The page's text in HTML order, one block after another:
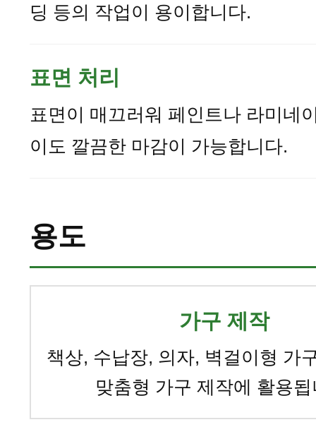
딩 등의 작업이 용이합니다.
표면 처리
표면이 매끄러워 페인트나 라미네
이도 깔끔한 마감이 가능합니다.
용도
가구 제작
책상, 수납장, 의자, 벽걸이형 가
맞춤형 가구 제작에 활용